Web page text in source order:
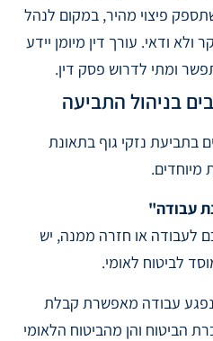
פיצוי מהיר, במקום לנהל
ודאי. עורך דין מיומן יידע
ומתי לדרוש פסק דין.
בניהול התביעה
בתביעת נזקי גוף בתאונת
מיוחדים.
עבודה"
לעבודה או חזרה ממנה, יש
לביטוח לאומי.
עבודה מאפשרת קבלת
הביטוח והן מהביטוח הלאומי